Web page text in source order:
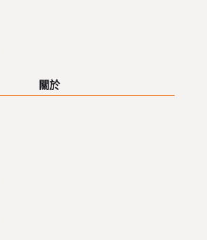
關於